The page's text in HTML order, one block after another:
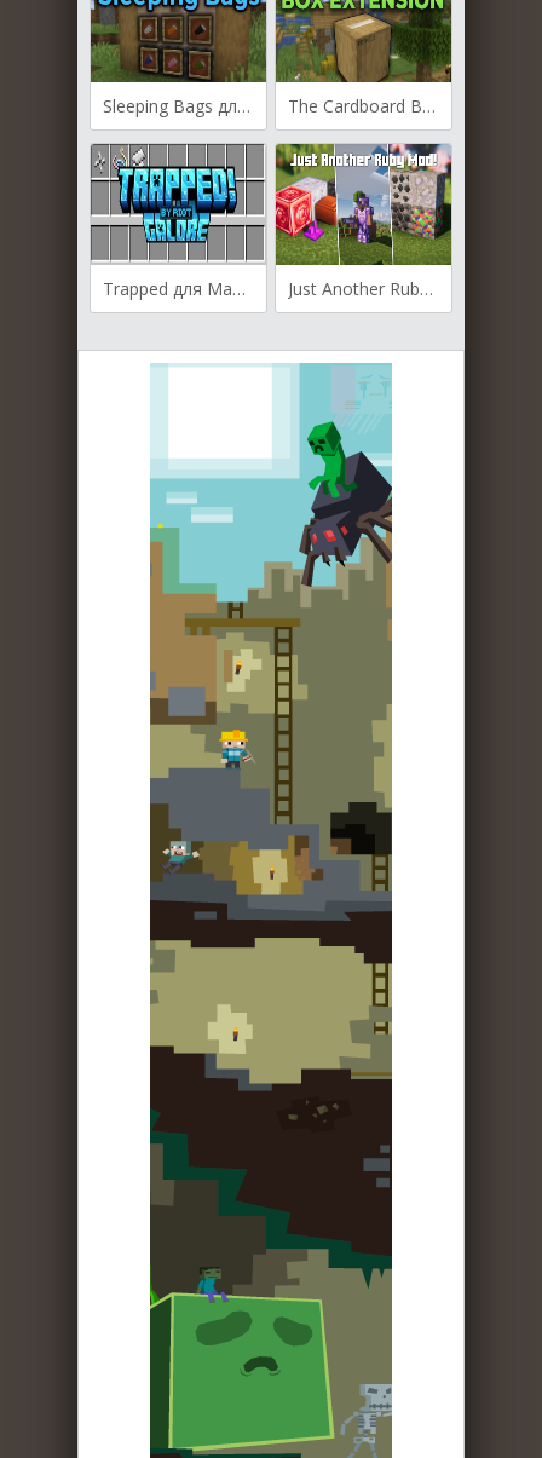
Sleeping Bags для Майнкрафт [1.21.5, 1.21.4, 1.21.2] The Cardboard Box Extension для Майнкрафт [1.21.4, 1.21.1, 1.20.6]
Trapped для Майнкрафт [1.21.1, 1.20.6, 1.20.4] Just Another Ruby для Майнкрафт [1.21.4, 1.21.3, 1.21]